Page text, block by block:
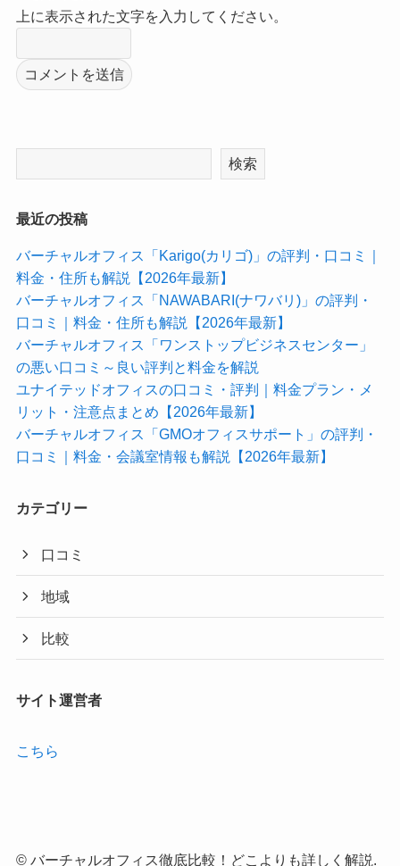
上に表示された文字を入力してください。
検索
最近の投稿
バーチャルオフィス「Karigo(カリゴ)」の評判・口コミ｜
料金・住所も解説【2026年最新】
バーチャルオフィス「NAWABARI(ナワバリ)」の評判・
口コミ｜料金・住所も解説【2026年最新】
バーチャルオフィス「ワンストップビジネスセンター」
の悪い口コミ～良い評判と料金を解説
ユナイテッドオフィスの口コミ・評判｜料金プラン・メ
リット・注意点まとめ【2026年最新】
バーチャルオフィス「GMOオフィスサポート」の評判・
口コミ｜料金・会議室情報も解説【2026年最新】
カテゴリー
口コミ
地域
比較
サイト運営者
こちら
©バーチャルオフィス徹底比較！どこよりも詳しく解説.